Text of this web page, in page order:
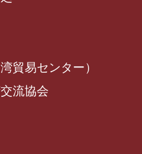
貿易センター）
流協会